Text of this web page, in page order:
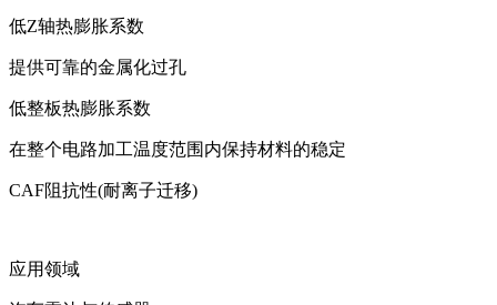
低Z轴热膨胀系数
提供可靠的金属化过孔
低整板热膨胀系数
在整个电路加工温度范围内保持材料的稳定
CAF阻抗性(耐离子迁移)
应用领域